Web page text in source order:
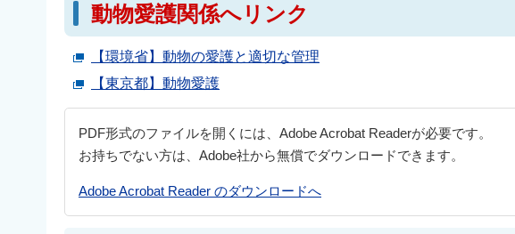
動物愛護関係へリンク
【環境省】動物の愛護と適切な管理
【東京都】動物愛護
PDF形式のファイルを開くには、Adobe Acrobat Readerが必要です。
お持ちでない方は、Adobe社から無償でダウンロードできます。
Adobe Acrobat Reader のダウンロードへ